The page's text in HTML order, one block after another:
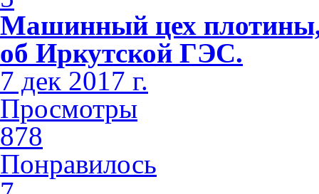
Машинный цех плотины,
об Иркутской ГЭС.
7 дек 2017 г.
Просмотры
878
Понравилось